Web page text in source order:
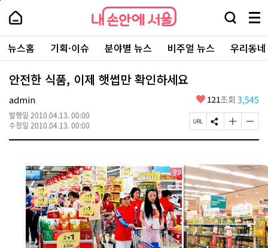
본
로
가
내
손
안
에
서
울
-
서
울
시
대
표
소
내
손
에
울
검
창
열
기
메
뉴
전
체
보
주
요
서
뉴스홈 기획·이슈 분야별 뉴스 비주얼 뉴스 우리동
안전한 식품, 이제 햇썹만 확인하세요
admin
발행일 2010.04.13. 00:00
수정일 2010.04.13. 00:00
좋
요
121조회 3,545
페
이
R
L
복
사
S
N
유
하
기
글
자
크
게
변
경
하
기
글
자
작
게
변
경
하
기
페
상
단
로